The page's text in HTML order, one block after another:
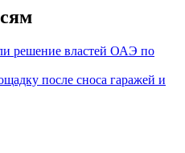
решение властей ОАЭ по
после сноса гаражей и